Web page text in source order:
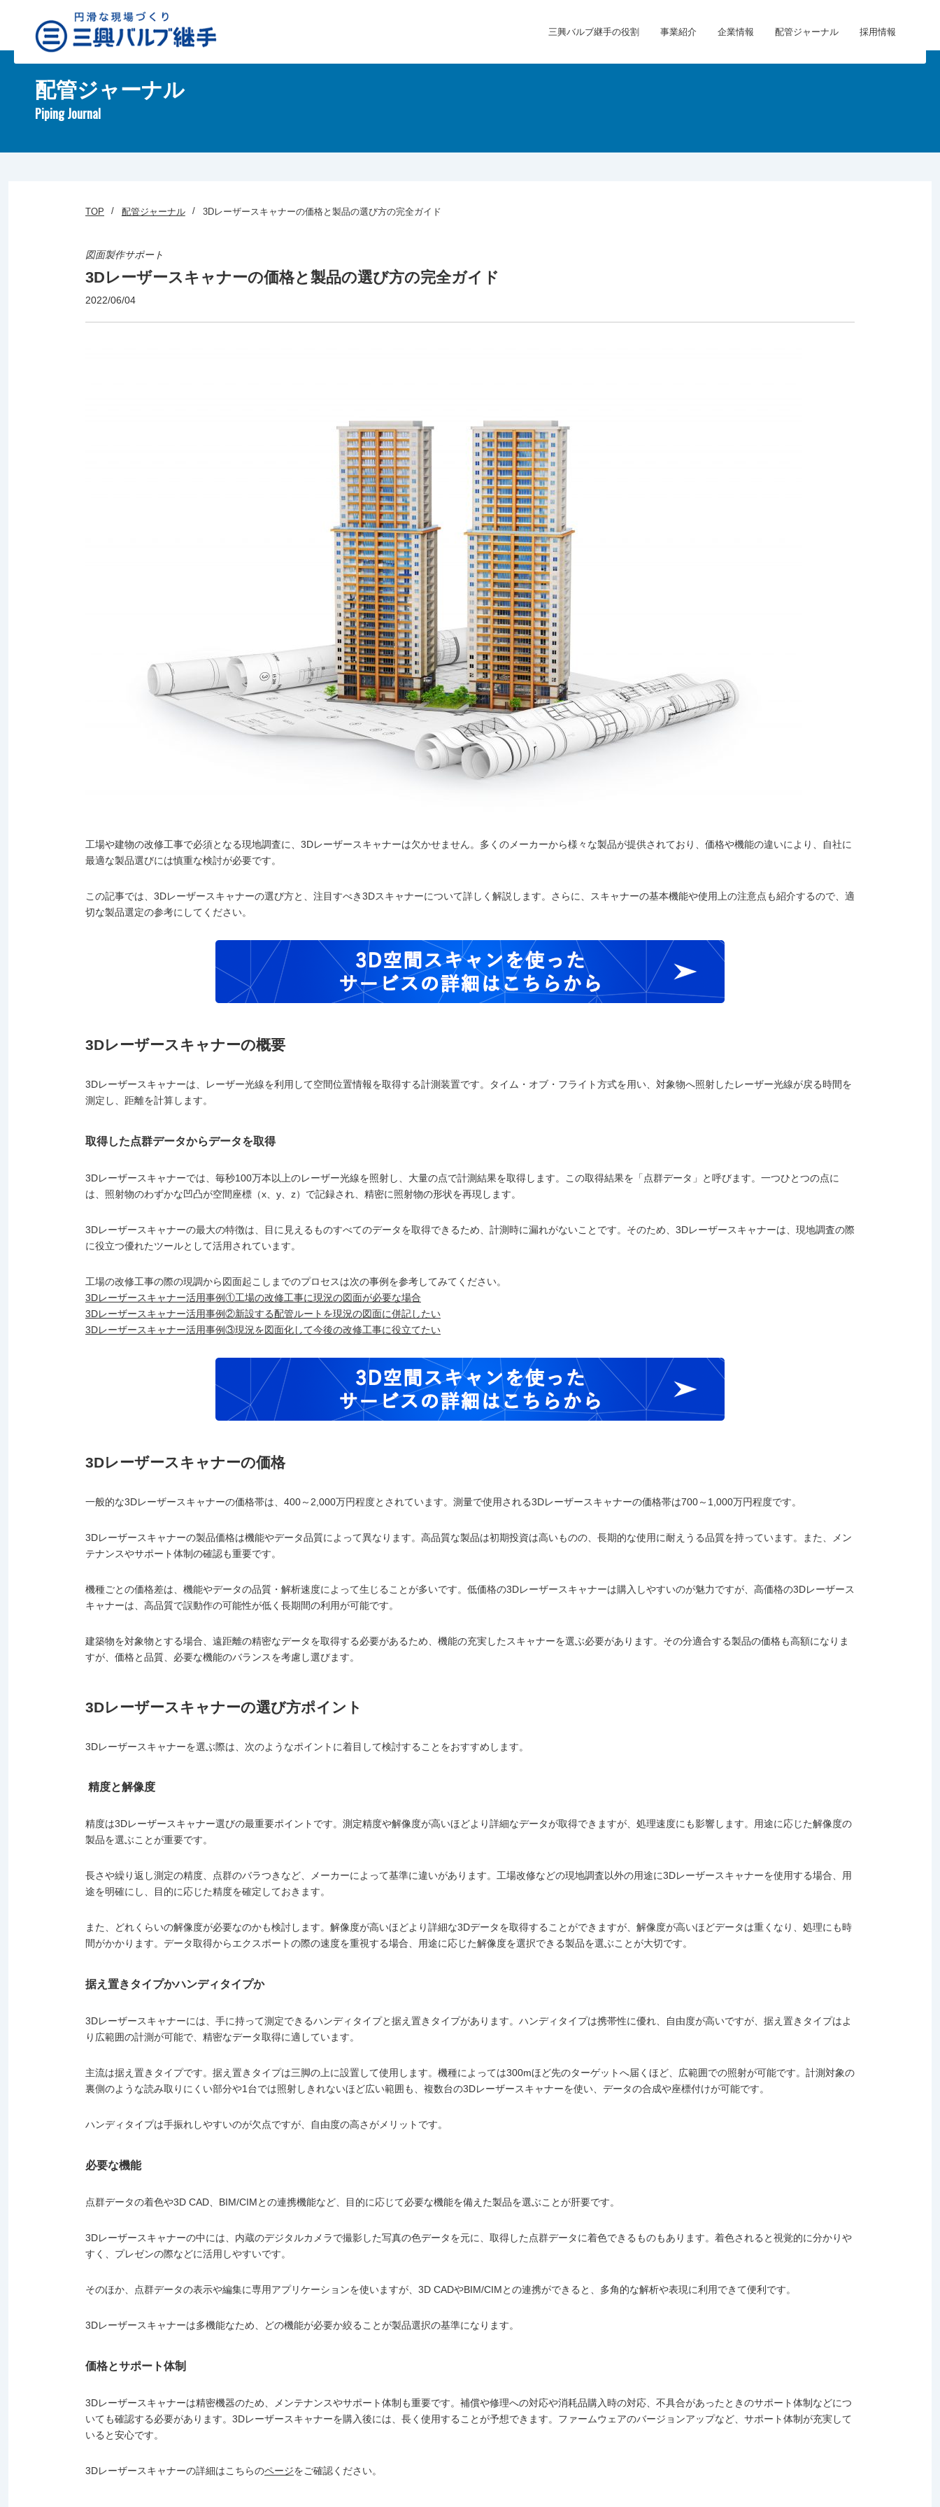
三興バルブ継手の役割 事業紹介 企業情報 配管ジャーナル 採用情報
配管ジャーナル
Piping Journal
TOP 配管ジャーナル 3Dレーザースキャナーの価格と製品の選び方の完全ガイド
図面製作サポート
3Dレーザースキャナーの価格と製品の選び方の完全ガイド
2022/06/04
工場や建物の改修工事で必須となる現地調査に、3Dレーザースキャナーは欠かせません。多くのメーカーから様々な製品が提供されており、価格や機能の違いにより、自社に
最適な製品選びには慎重な検討が必要です。
この記事では、3Dレーザースキャナーの選び方と、注目すべき3Dスキャナーについて詳しく解説します。さらに、スキャナーの基本機能や使用上の注意点も紹介するので、適
切な製品選定の参考にしてください。
3Dレーザースキャナーの概要
3Dレーザースキャナーは、レーザー光線を利用して空間位置情報を取得する計測装置です。タイム・オブ・フライト方式を用い、対象物へ照射したレーザー光線が戻る時間を
測定し、距離を計算します。
取得した点群データからデータを取得
3Dレーザースキャナーでは、 毎秒100万本以上のレーザー光線を照射し、大量の点で計測結果を取得します。この取得結果を「点群データ」と呼びます。一つひとつの点に
は、照射物のわずかな凹凸が空間座標（x、y、z）で記録され、精密に照射物の形状を再現します。
3Dレーザースキャナーの最大の特徴は、目に見えるものすべてのデータを取得できるため、計測時に漏れがないことです。そのため、3Dレーザースキャナーは、現地調査の際
に役立つ優れたツールとして活用されています。
工場の改修工事の際の現調から図面起こしまでのプロセスは次の事例を参考してみてください。
3Dレーザースキャナー活用事例①工場の改修工事に現況の図面が必要な場合
3Dレーザースキャナー活用事例②新設する配管ルートを現況の図面に併記したい
3Dレーザースキャナー活用事例③現況を図面化して今後の改修工事に役立てたい
3Dレーザースキャナーの価格
一般的な3Dレーザースキャナーの価格帯は、400～2,000万円程度とされています。測量で使用される3Dレーザースキャナーの価格帯は700～1,000万円程度です。
3Dレーザースキャナーの製品価格は機能やデータ品質によって異なります。高品質な製品は初期投資は高いものの、長期的な使用に耐えうる品質を持っています。また、メン
テナンスやサポート体制の確認も重要です。
機種ごとの価格差は、機能やデータの品質・解析速度によって生じることが多いです。低価格の3Dレーザースキャナーは購入しやすいのが魅力ですが、高価格の3Dレーザース
キャナーは、高品質で誤動作の可能性が低く長期間の利用が可能です。
建築物を対象物とする場合、遠距離の精密なデータを取得する必要があるため、機能の充実したスキャナーを選ぶ必要があります。その分適合する製品の価格も高額になりま
すが、価格と品質、必要な機能のバランスを考慮し選びます。
3Dレーザースキャナーの選び方ポイント
3Dレーザースキャナーを選ぶ際は、次のようなポイントに着目して検討することをおすすめします。
精度と解像度
精度は3Dレーザースキャナー選びの最重要ポイントです。測定精度や解像度が高いほどより詳細なデータが取得できますが、処理速度にも影響します。用途に応じた解像度の
製品を選ぶことが重要です。
長さや繰り返し測定の精度、点群のバラつきなど、メーカーによって基準に違いがあります。工場改修などの現地調査以外の用途に3Dレーザースキャナーを使用する場合、用
途を明確にし、目的に応じた精度を確定しておきます。
また、どれくらいの解像度が必要なのかも検討します。解像度が高いほどより詳細な3Dデータを取得することができますが、解像度が高いほどデータは重くなり、処理にも時
間がかかります。データ取得からエクスポートの際の速度を重視する場合、用途に応じた解像度を選択できる製品を選ぶことが大切です。
据え置きタイプかハンディタイプか
3Dレーザースキャナーには、手に持って測定できるハンディタイプと据え置きタイプがあります。ハンディタイプは携帯性に優れ、自由度が高いですが、据え置きタイプはよ
り広範囲の計測が可能で、精密なデータ取得に適しています。
主流は据え置きタイプです。据え置きタイプは三脚の上に設置して使用します。機種によっては300mほど先のターゲットへ届くほど、広範囲での照射が可能です。計測対象の
裏側のような読み取りにくい部分や1台では照射しきれないほど広い範囲も、複数台の3Dレーザースキャナーを使い、データの合成や座標付けが可能です。
ハンディタイプは手振れしやすいのが欠点ですが、自由度の高さがメリットです。
必要な機能
点群データの着色や3D CAD、BIM/CIMとの連携機能など、目的に応じて必要な機能を備えた製品を選ぶことが肝要です。
3Dレーザースキャナーの中には、内蔵のデジタルカメラで撮影した写真の色データを元に、取得した点群データに着色できるものもあります。着色されると視覚的に分かりや
すく、プレゼンの際などに活用しやすいです。
そのほか、点群データの表示や編集に専用アプリケーションを使いますが、3D CADやBIM/CIMとの連携ができると、多角的な解析や表現に利用できて便利です。
3Dレーザースキャナーは多機能なため、どの機能が必要か絞ることが製品選択の基準になります。
価格とサポート体制
3Dレーザースキャナーは精密機器のため、メンテナンスやサポート体制も重要です。補償や修理への対応や消耗品購入時の対応、不具合があったときのサポート体制などにつ
いても確認する必要があります。3Dレーザースキャナーを購入後には、長く使用することが予想できます。ファームウェアのバージョンアップなど、サポート体制が充実して
いると安心です。
3Dレーザースキャナーの詳細はこちらのページをご確認ください。